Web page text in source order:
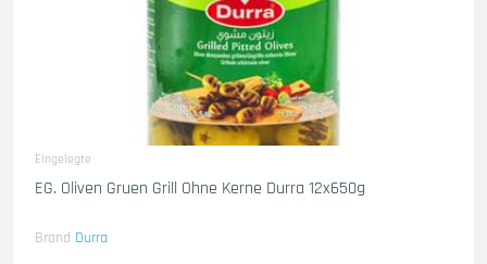
Eingelegte
EG. Oliven Gruen Grill Ohne Kerne Durra 12x650g
Brand Durra